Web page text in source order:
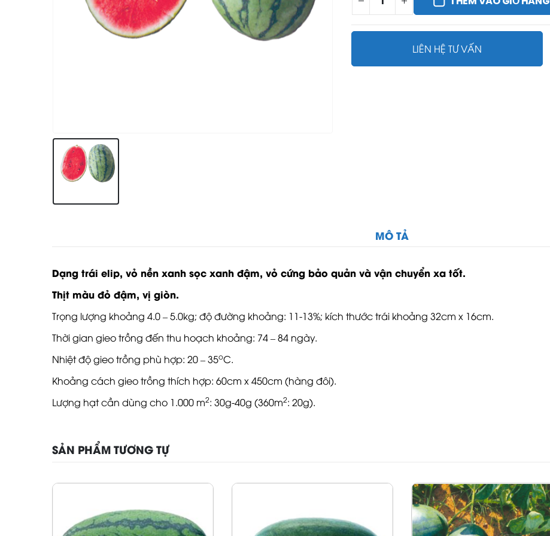
LIÊN HỆ TƯ VẤN
MÔ TẢ
Dạng trái elip, vỏ nền xanh sọc xanh đậm, vỏ cứng bảo quản và vận chuyển xa tốt.
Thịt màu đỏ đậm, vị giòn.
Trọng lượng khoảng 4.0 – 5.0kg; độ đường khoảng: 11-13%; kích thước trái khoảng 32cm x 16cm.
Thời gian gieo trồng đến thu hoạch khoảng: 74 – 84 ngày.
Nhiệt độ gieo trồng phù hợp: 20 – 35oC.
Khoảng cách gieo trồng thích hợp: 60cm x 450cm (hàng đôi).
Lượng hạt cần dùng cho 1.000 m2: 30g-40g (360m2: 20g).
SẢN PHẨM TƯƠNG TỰ